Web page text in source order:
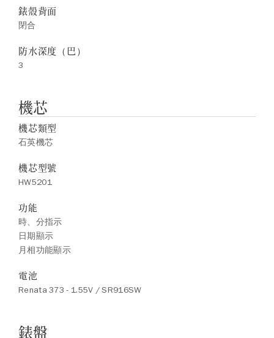
錶殼背面
閉合
防水深度（巴）
3
機芯
機芯類型
石英機芯
機芯型號
HW5201
功能
時、分指示
日期顯示
月相功能顯示
電池
Renata 373 - 1.55V / SR916SW
錶盤